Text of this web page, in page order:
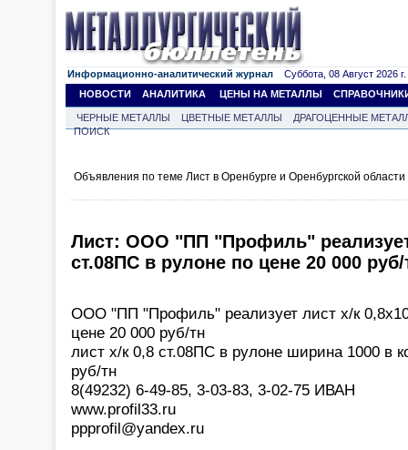
Информационно-аналитический журнал Суббота, 08 Август 2026 г.
НОВОСТИ
АНАЛИТИКА ЦЕНЫ НА МЕТАЛЛЫ
ЧЕРНЫЕ МЕТАЛЛЫ ЦВЕТНЫЕ МЕТАЛЛЫ
ДРАГОЦЕННЫЕ
ПОИСК
Объявления по теме Лист в Оренбурге и Оренбургской
Лист: ООО "ПП "Профиль" реализует
ст.08ПС в рулоне по цене 20 000 руб/
ООО "ПП "Профиль" реализует лист х/к
цене 20 000 руб/тн
лист х/к 0,8 ст.08ПС в рулоне ширина 1000 в
руб/тн
8(49232) 6-49-85, 3-03-83, 3-02-75 ИВАН
www.profil33.ru
ppprofil@yandex.ru